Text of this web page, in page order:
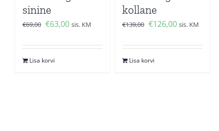
sinine
€69,00 Algne
oli:
€69,00.
€63,00Current
is:
sis. KM
Lisa korvi
kollane
€139,00 Algne
oli:
€139,00.
€126,00Current
is:
sis. KM
Lisa korvi